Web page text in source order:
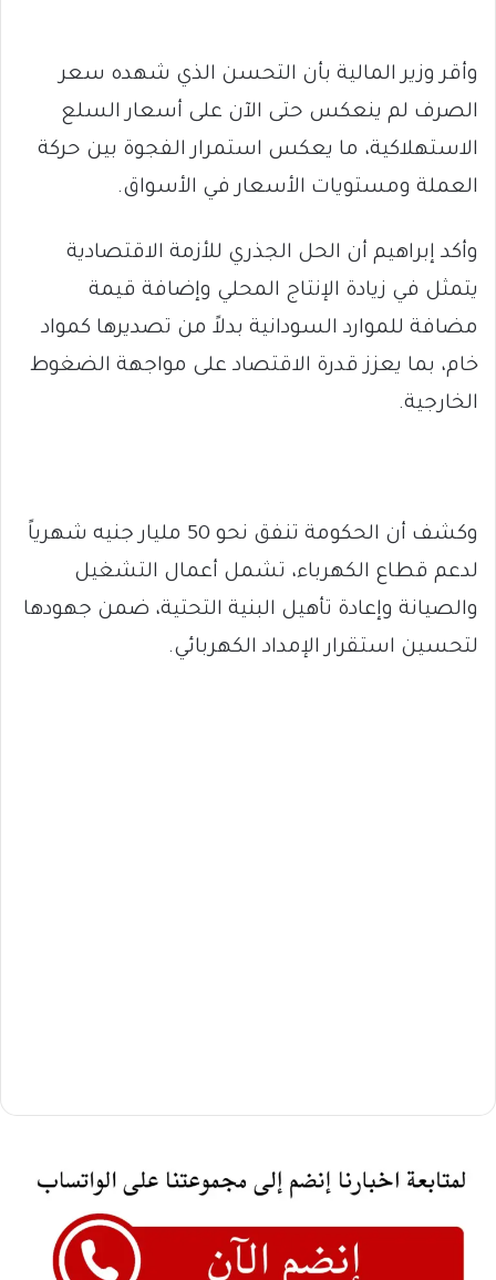
وأقر وزير المالية بأن التحسن الذي شهده سعر
الصرف لم ينعكس حتى الآن على أسعار السلع
الاستهلاكية، ما يعكس استمرار الفجوة بين حركة
العملة ومستويات الأسعار في الأسواق.
وأكد إبراهيم أن الحل الجذري للأزمة الاقتصادية
يتمثل في زيادة الإنتاج المحلي وإضافة قيمة
مضافة للموارد السودانية بدلاً من تصديرها كمواد
خام، بما يعزز قدرة الاقتصاد على مواجهة الضغوط
الخارجية.
وكشف أن الحكومة تنفق نحو 50 مليار جنيه شهرياً
لدعم قطاع الكهرباء، تشمل أعمال التشغيل
والصيانة وإعادة تأهيل البنية التحتية، ضمن جهودها
لتحسين استقرار الإمداد الكهربائي.